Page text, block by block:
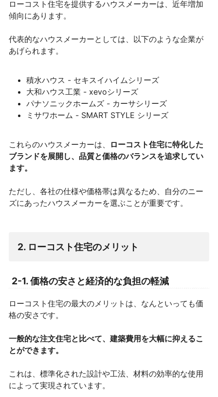
ローコスト住宅を提供するハウスメーカーは、近年増加
傾向にあります。
代表的なハウスメーカーとしては、以下のような企業が
あげられます。
積水ハウス - セキスイハイムシリーズ
大和ハウス工業 - xevoシリーズ
パナソニックホームズ - カーサシリーズ
ミサワホーム - SMART STYLE シリーズ
これらのハウスメーカーは、
ローコスト住宅に特化した
ブランドを展開し、品質と価格のバランスを追求してい
ます。
ただし、各社の仕様や価格帯は異なるため、自分のニー
ズにあったハウスメーカーを選ぶことが重要です。
2. ローコスト住宅のメリット
2-1. 価格の安さと経済的な負担の軽減
ローコスト住宅の最大のメリットは、なんといっても価
格の安さです。
一般的な注文住宅と比べて、建築費用を大幅に抑えるこ
とができます。
これは、標準化された設計や工法、材料の効率的な使用
によって実現されています。